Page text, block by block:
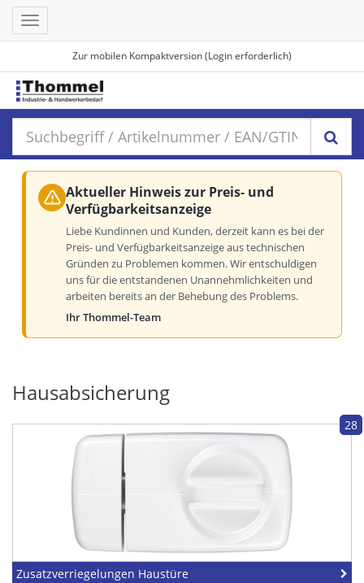
Zur mobilen Kompaktversion (Login erforderlich)
Toggle
navigation
Aktueller Hinweis zur Preis- und
Verfügbarkeitsanzeige
Liebe Kundinnen und Kunden, derzeit kann es bei der
Preis- und Verfügbarkeitsanzeige aus technischen
Gründen zu Problemen kommen. Wir entschuldigen
uns für die entstandenen Unannehmlichkeiten und
arbeiten bereits an der Behebung des Problems.
Ihr Thommel-Team
Hausabsicherung
28
Zusatzverriegelungen Haustüre